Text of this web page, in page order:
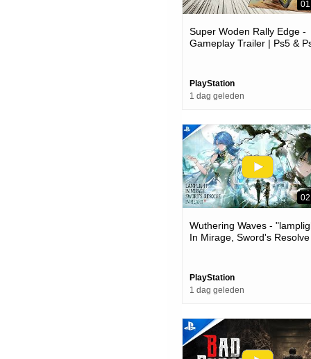
Super Woden Rally Edge -
Gameplay Trailer | Ps5 &
PlayStation
1 dag geleden
Wuthering Waves -
In Mirage, Sword's
PlayStation
1 dag geleden